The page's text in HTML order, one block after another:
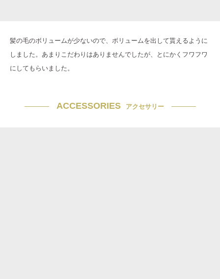
髪の毛のボリュームが少ないので、ボリュームを出して貰えるように
しました。あまりこだわりはありませんでしたが、とにかくフワフワ
にしてもらいました。
ACCESSORIES アクセサリー